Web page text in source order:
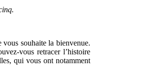
vous souhaite la bienvenue.
vous retracer l’histoire
qui vous ont notamment